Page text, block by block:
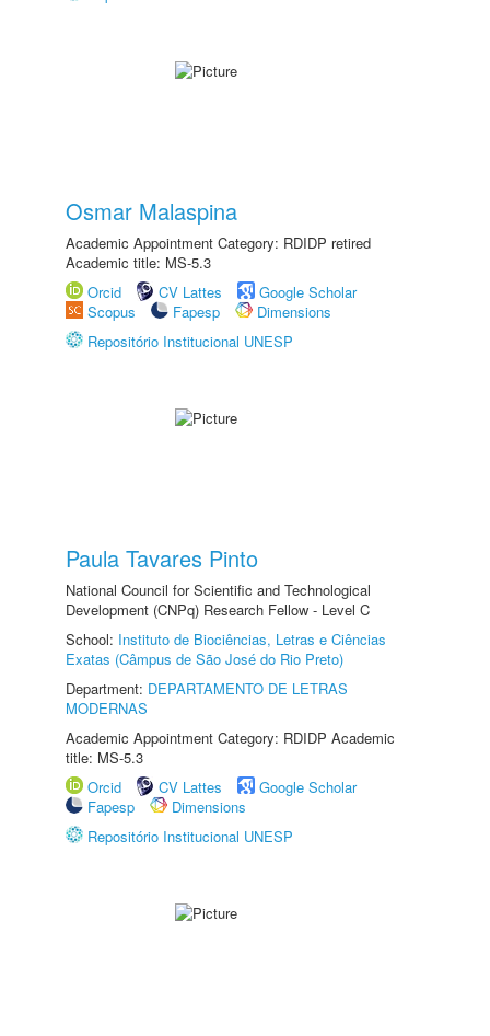
Osmar Malaspina
Academic Appointment Category: RDIDP retired
Academic title: MS-5.3
Orcid
CV Lattes
Google Scholar
Scopus
Fapesp
Dimensions
Repositório Institucional UNESP
Paula Tavares Pinto
National Council for Scientific and Technological
Development (CNPq) Research Fellow - Level C
School: Instituto de Biociências, Letras e Ciências
Exatas (Câmpus de São José do Rio Preto)
Department: DEPARTAMENTO DE LETRAS
MODERNAS
Academic Appointment Category: RDIDP Academic
title: MS-5.3
Orcid
CV Lattes
Google Scholar
Fapesp
Dimensions
Repositório Institucional UNESP